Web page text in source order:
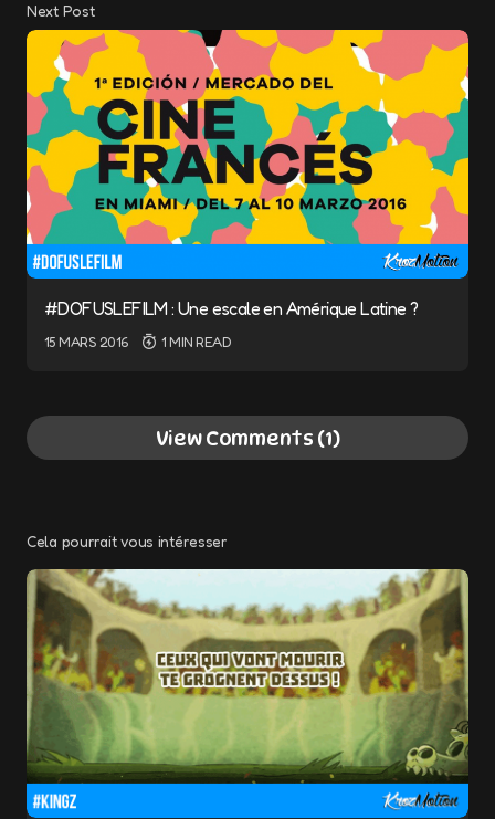
Next Post
#DOFUSLEFILM : Une escale en Amérique Latine ?
15 MARS 2016 1 MIN READ
View Comments (1)
BY SHLACK
7 AVRIL 2016 AT 16 H 05 MIN
Votre adresse e-mail ne sera pas publiée.
Les champs obligatoires sont indiqués avec
Message*
Cela pourrait vous intéresser